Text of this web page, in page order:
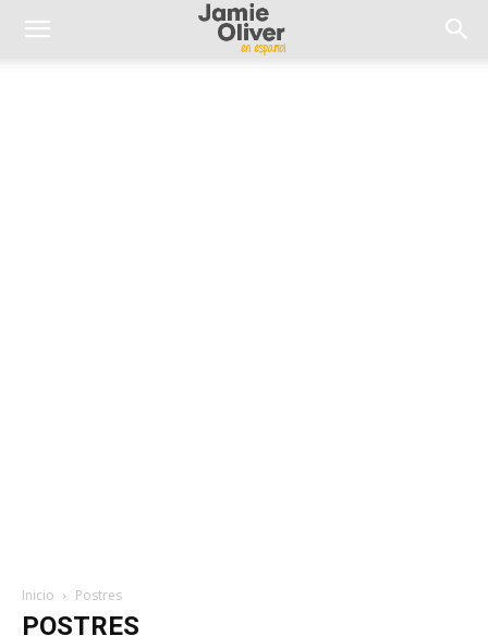
Inicio Postres
POSTRES